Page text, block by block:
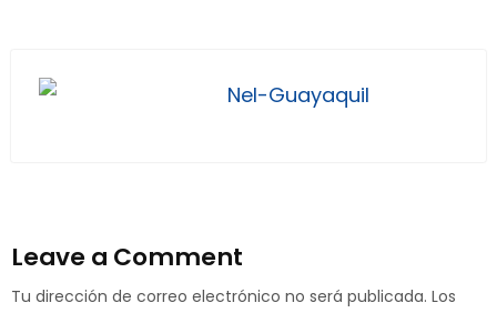
Nel-Guayaquil
Leave a Comment
Tu dirección de correo electrónico no será publicada. Los